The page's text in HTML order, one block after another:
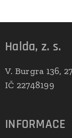
Halda, z. s.
V. Burgra 136,
IČ 22748199
INFORMACE